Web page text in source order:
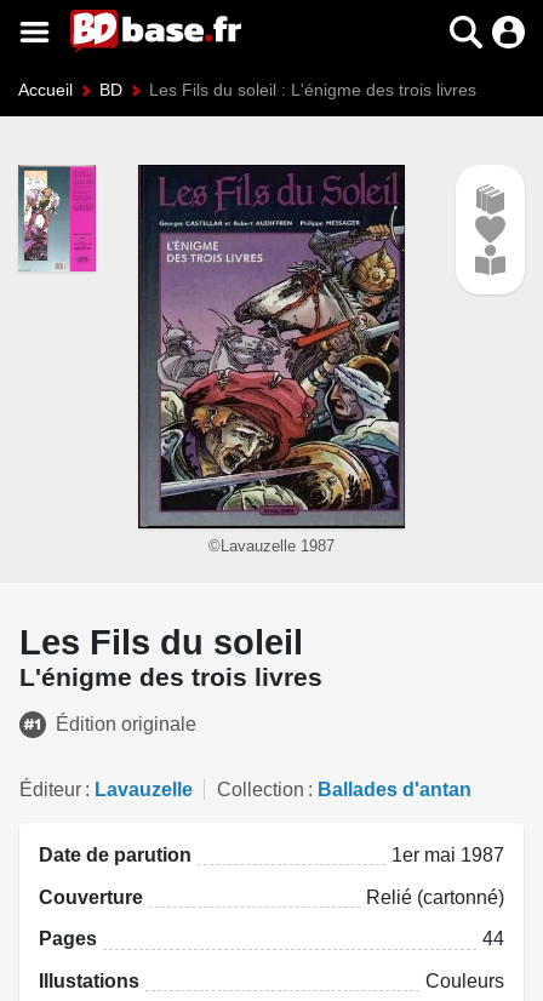
Accueil BD Les Fils du soleil : L'énigme des trois livres
©Lavauzelle 1987
Les Fils du soleil
L'énigme des trois livres
Édition originale
Éditeur Lavauzelle Collection Ballades d'antan
Date de parution 1er mai 1987
Couverture Relié (cartonné)
Pages 44
Illustations Couleurs